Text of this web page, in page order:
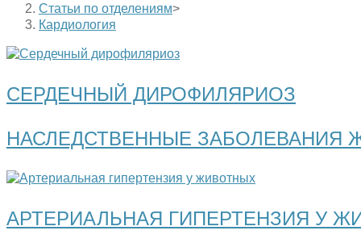
Статьи по отделениям>
Кардиология
СЕРДЕЧНЫЙ ДИРОФИЛЯРИОЗ
НАСЛЕДСТВЕННЫЕ ЗАБОЛЕВАНИЯ
АРТЕРИАЛЬНАЯ ГИПЕРТЕНЗИЯ У